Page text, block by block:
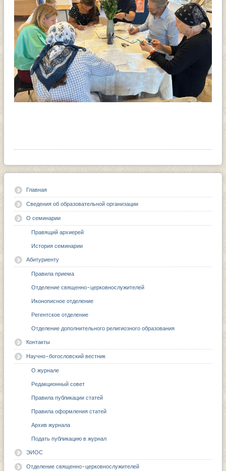
Главная
Сведения об образовательной организации
О семинарии
Правящий архиерей
История семинарии
Абитуриенту
Правила приема
Отделение священно-церковнослужителей
Иконописное отделение
Регентское отделение
Отделение дополнительного религиозного образования
Контакты
Научно-богословский вестник
О журнале
Редакционный совет
Правила публикации статей
Правила оформления статей
Архив журнала
Подать публикацию в журнал
ЭИОС
Отделение священно-церковнослужителей